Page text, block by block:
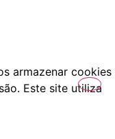
armazenar cookies
Este site utiliza